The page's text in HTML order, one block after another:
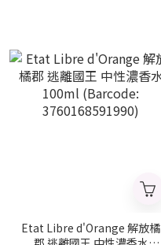
Etat Libre d'Orange 解放橘